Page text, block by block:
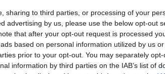
sharing to third parties, or processing of your
advertising by us, please use the below opt-out
that after your opt-out request is processed
based on personal information utilized by us
prior to your opt-out. You may separately
information by third parties on the IAB’s list of
με την τελευταία καταγραφή που